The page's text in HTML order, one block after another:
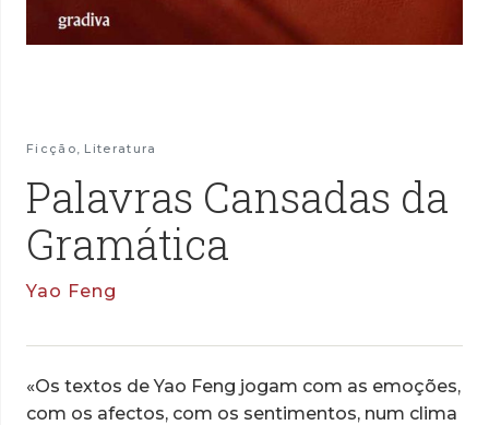
Ficção, Literatura
Palavras Cansadas da
Gramática
Yao Feng
«Os textos de Yao Feng jogam com as emoções,
com os afectos, com os sentimentos, num clima